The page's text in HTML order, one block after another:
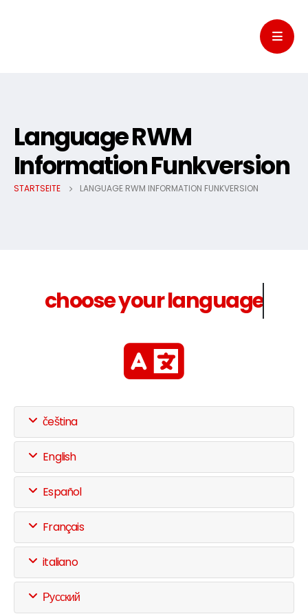
Language RWM
Information Funkversion
STARTSEITE LANGUAGE RWM INFORMATION FUNKVERSION
choose your language
čeština
English
Español
Français
italiano
Русский